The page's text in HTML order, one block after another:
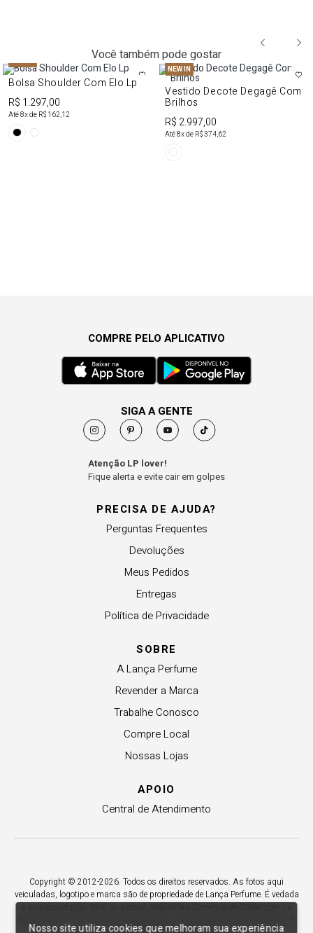
Nosso site utiliza cookies que melhoram sua experiência
Você também pode gostar
Bolsa Shoulder Com Elo Lp
R$ 1.297,00
Até8x de R$ 162,12
NEW IN
Vestido Decote Degagê Com
Brilhos
R$ 2.997,00
Até8x de R$ 374,62
PRECISA DE AJUDA?
Perguntas Frequentes
Devoluções
Meus Pedidos
Entregas
Política de Privacidade
SOBRE
A Lança Perfume
Revender a Marca
Trabalhe Conosco
Compre Local
Nossas Lojas
APOIO
Central de Atendimento
COMPRE PELO APLICATIVO
SIGA A GENTE
Atenção LP lover!
Fique alerta e evite cair em golpes
Copyright © 2012-2026. Todos os direitos reservados. As fotos aqui
veiculadas, logotipo e marca são de propriedade de Lança Perfume. É vedada